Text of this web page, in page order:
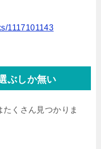
1117101143
ぶしか無い
くさん見つかりま